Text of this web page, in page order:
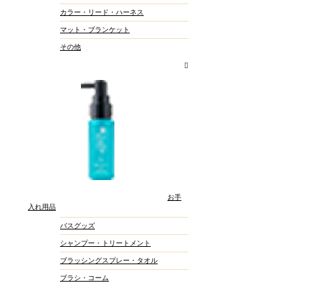
カラー・リード・ハーネス
マット・ブランケット
その他
お手
入れ用品
バスグッズ
シャンプー・トリートメント
ブラッシングスプレー・タオル
ブラシ・コーム